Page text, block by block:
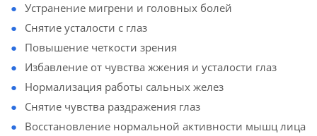
Устранение мигрени и головных болей
Снятие усталости с глаз
Повышение четкости зрения
Избавление от чувства жжения и усталости глаз
Нормализация работы сальных желез
Снятие чувства раздражения глаз
Восстановление нормальной активности мышц лица